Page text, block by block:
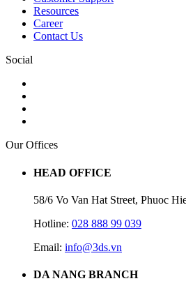
Resources
Career
Contact Us
Social
Our Offices
HEAD OFFICE
58/6 Vo Van Hat Street, Phuoc
Hotline: 028 888 99 039
Email: info@3ds.vn
DA NANG BRANCH